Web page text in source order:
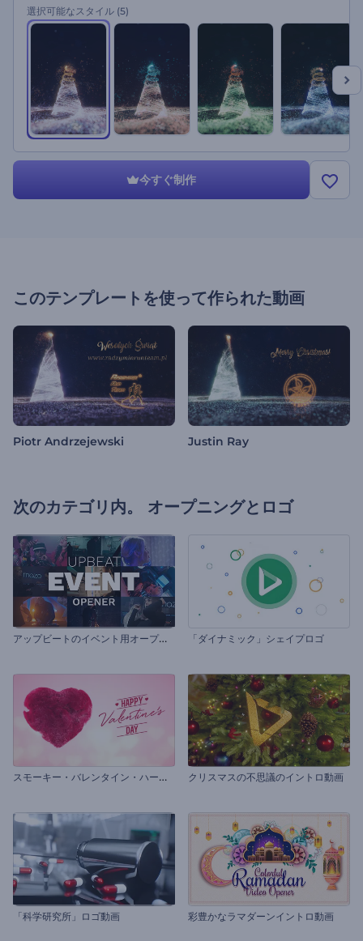
選択可能なスタイル (5)
今すぐ制作
このテンプレートを使って作られた動画
Piotr Andrzejewski Justin Ray
次のカテゴリ内。 オープニングとロゴ
ア
ップビートのイベント用オープニング動画 「ダイナミック」シェイプロゴ
ス
モーキー・バレンタイン・ハートのイントロ動画 クリスマスの不思議のイントロ動画
「科学研究所」ロゴ動画 彩豊かなラマダーンイントロ動画